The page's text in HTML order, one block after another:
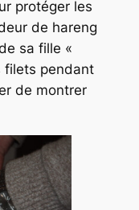
protéger les
de hareng
sa fille «
filets pendant
de montrer